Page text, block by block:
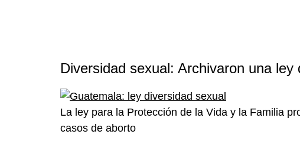
Diversidad sexual: Archivaron una
La ley para la Protección de la Vida y la Familia
casos de aborto